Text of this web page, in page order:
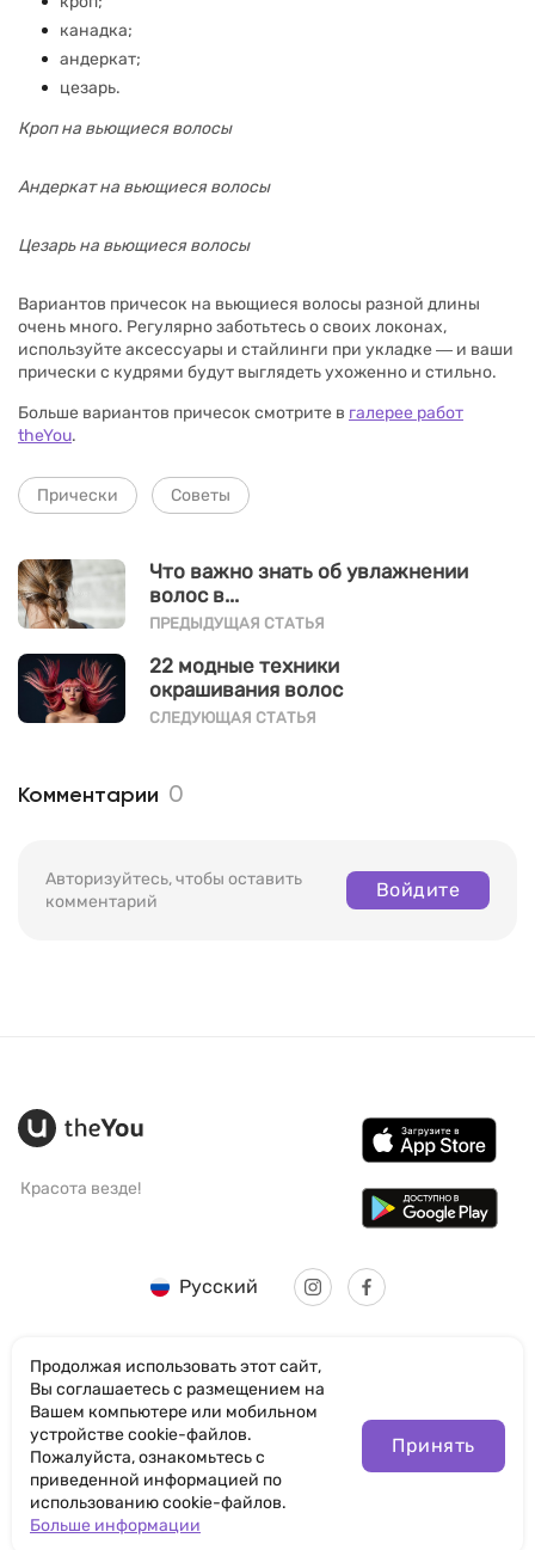
канадка;
андеркат;
цезарь.
Кроп на вьющиеся волосы
Андеркат на вьющиеся волосы
Цезарь на вьющиеся волосы
Вариантов причесок на вьющиеся волосы разной длины
очень много. Регулярно заботьтесь о своих локонах,
используйте аксессуары и стайлинги при укладке ― и ваши
прически с кудрями будут выглядеть ухоженно и стильно.
Больше вариантов причесок смотрите в галерее работ
theYou.
Прически Советы
Что важно знать об увлажнении
волос в...
ПРЕДЫДУЩАЯ СТАТЬЯ
22 модные техники
окрашивания волос
2023 года
СЛЕДУЮЩАЯ СТАТЬЯ
Комментарии 0
Авторизуйтесь, чтобы оставить
комментарий
Войдите
Красота везде!
Русский
© SANTICUM INTERNATIONAL LTD
Политика конфиденциальности
Правила пользования сайтом
Продолжая использовать этот сайт,
Вы соглашаетесь с размещением на
Вашем компьютере или мобильном
устройстве cookie-файлов.
Пожалуйста, ознакомьтесь с
приведенной информацией по
использованию cookie-файлов.
Больше информации
Принять